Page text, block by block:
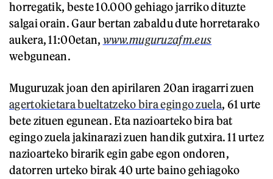
horregatik, beste 10.000 gehiago jarriko dituzte
salgai orain. Gaur bertan zabaldu dute horretarako
aukera, 11:00etan, www.muguruzafm.eus
webgunean.
Muguruzak joan den apirilaren 20an iragarri zuen
agertokietara bueltatzeko bira egingo zuela, 61 urte
bete zituen egunean. Eta nazioarteko bira bat
egingo zuela jakinarazi zuen handik gutxira. 11 urtez
nazioarteko birarik egin gabe egon ondoren,
datorren urteko birak 40 urte baino gehiagoko